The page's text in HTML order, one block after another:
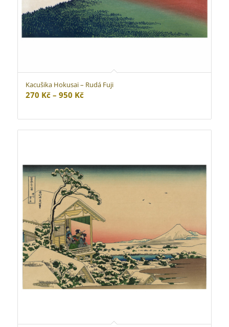
Kacušika Hokusai – Rudá Fuji
270 Kč – 950 KčRozpětí
270 Kč
až